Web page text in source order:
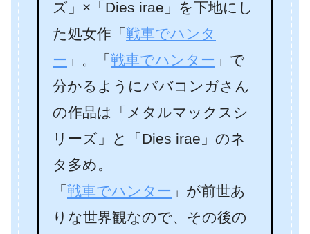
ズ」×「Dies irae」を下地にし
た処女作「 戦車でハンタ
ー 」。「 戦車でハンター 」で
分かるようにババコンガさん
の作品は「メタルマックスシ
リーズ」と「Dies irae」のネ
タ多め。
「 戦車でハンター 」が前世あ
りな世界観なので、その後の